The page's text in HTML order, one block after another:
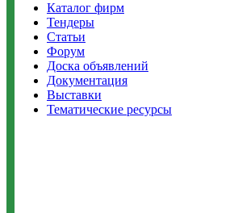
Каталог фирм
Тендеры
Статьи
Форум
Доска объявлений
Документация
Выставки
Тематические ресурсы